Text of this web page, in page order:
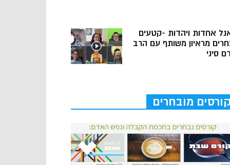
אחדות ויהדות -קטעים
מראיון משותף עם הרב
סיני
קורסים מובחרים